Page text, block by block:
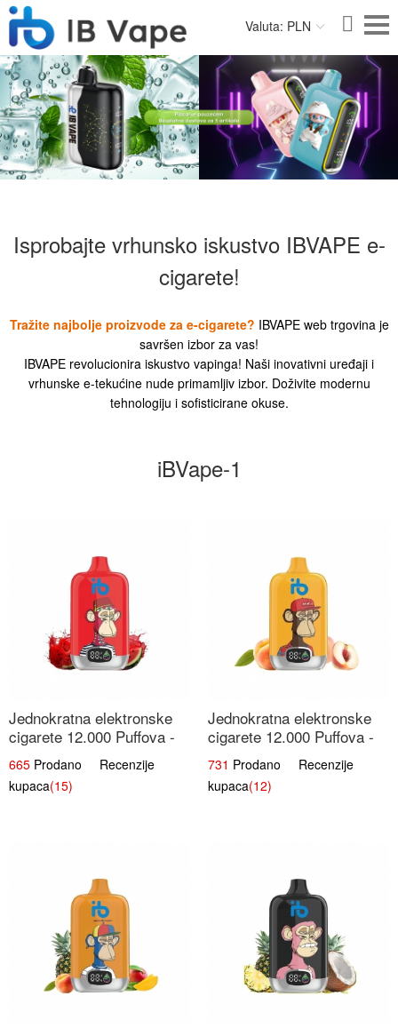
Valuta: PLN
Isprobajte vrhunsko iskustvo IBVAPE e-
cigarete!
Tražite najbolje proizvode za e-cigarete? IBVAPE web trgovina je
savršen izbor za vas!
IBVAPE revolucionira iskustvo vapinga! Naši inovativni uređaji i
vrhunske e-tekućine nude primamljiv izbor. Doživite modernu
tehnologiju i sofisticirane okuse.
iBVape-1
Jednokratna elektronske
cigarete 12.000 Puffova -
Lubenica Sladoled | Ljetna
Desertna Aroma
665 Prodano Recenzije
kupaca(15)
Jednokratna elektronske
cigarete 12.000 Puffova -
Breskva i Voćni Sok |
Osježavajuća Voćna
Mješavina
731 Prodano Recenzije
kupaca(12)